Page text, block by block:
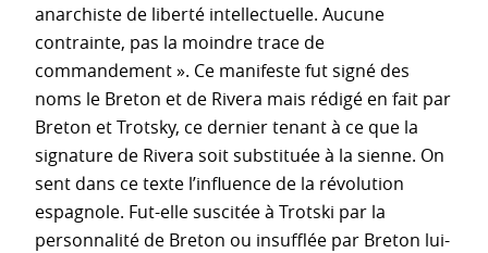
anarchiste de liberté intellectuelle. Aucune
contrainte, pas la moindre trace de
commandement ». Ce manifeste fut signé des
noms le Breton et de Rivera mais rédigé en fait par
Breton et Trotsky, ce dernier tenant à ce que la
signature de Rivera soit substituée à la sienne. On
sent dans ce texte l’influence de la révolution
espagnole. Fut-elle suscitée à Trotski par la
personnalité de Breton ou insufflée par Breton lui-